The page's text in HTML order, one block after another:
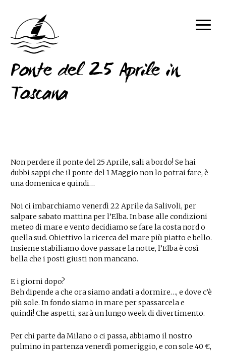
Ponte del 25 Aprile in
Toscana
Non perdere il ponte del 25 Aprile, sali a bordo! Se hai
dubbi sappi che il ponte del 1 Maggio non lo potrai fare, è
una domenica e quindi…
Noi ci imbarchiamo venerdì 22 Aprile da Salivoli, per
salpare sabato mattina per l’Elba. In base alle condizioni
meteo di mare e vento decidiamo se fare la costa nord o
quella sud. Obiettivo la ricerca del mare più piatto e bello.
Insieme stabiliamo dove passare la notte, l’Elba è così
bella che i posti giusti non mancano.
E i giorni dopo?
Beh dipende a che ora siamo andati a dormire…, e dove c’è
più sole. In fondo siamo in mare per spassarcela e
quindi! Che aspetti, sarà un lungo week di divertimento.
Per chi parte da Milano o ci passa, abbiamo il nostro
pulmino in partenza venerdì pomeriggio, e con sole 40 €,